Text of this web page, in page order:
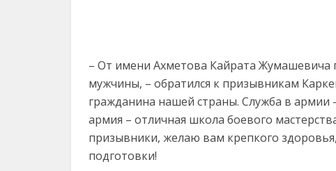
– От имени Ахметова Кайрата
мужчины, – обратился к призывникам
гражданина нашей страны. Служба в
армия – отличная школа боевого
призывники, желаю вам крепкого
подготовки!